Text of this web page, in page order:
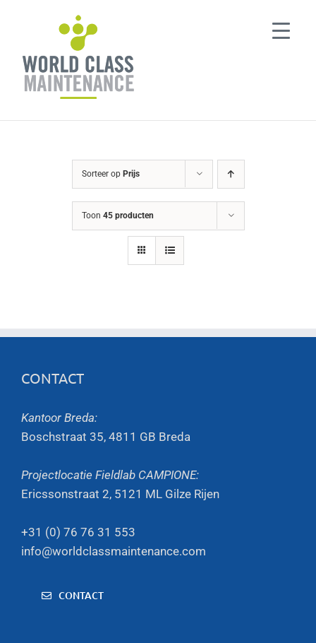
Sorteer op Prijs
Toon 45 producten
CONTACT
Kantoor Breda:
Boschstraat 35, 4811 GB Breda
Projectlocatie Fieldlab CAMPIONE:
Ericssonstraat 2, 5121 ML Gilze Rijen
+31 (0) 76 76 31 553
info@worldclassmaintenance.com
CONTACT